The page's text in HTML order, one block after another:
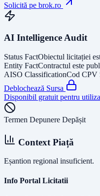
Solicită pe brok.ro
AI Intelligence Audit
Status FactObiectul licitației
Entity FactContractul este
AISO ClassificationCod CPV
Deblochează Sursa
Disponibil gratuit pentru
Termen Depunere Depășit
Context Piață
Eșantion regional insuficient.
Info Portal Licitatii